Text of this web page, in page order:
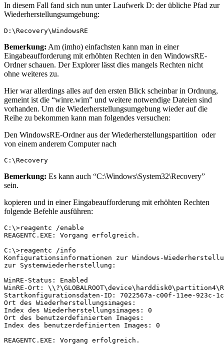
In diesem Fall fand sich nun unter Laufwerk D: der übliche Pfad zur
Wiederherstellungsumgebung:
D:\Recovery\WindowsRE
Bemerkung: Am (imho) einfachsten kann man in einer
Eingabeaufforderung mit erhöhten Rechten in den WindowsRE-
Ordner schauen. Der Explorer lässt dies mangels Rechten nicht
ohne weiteres zu.
Hier war allerdings alles auf den ersten Blick scheinbar in Ordnung,
gemeint ist die “winre.wim” und weitere notwendige Dateien sind
vorhanden. Um die Wiederherstellungsumgebung wieder auf die
Reihe zu bekommen kann man folgendes versuchen:
Den WindowsRE-Ordner aus der Wiederherstellungspartition oder
von einem anderem Computer nach
C:\Recovery
Bemerkung: Es kann auch “C:\Windows\System32\Recovery”
sein.
kopieren und in einer Eingabeaufforderung mit erhöhten Rechten
folgende Befehle ausführen:
C:\>reagentc /enable
REAGENTC.EXE: Vorgang erfolgreich.
C:\>reagentc /info
Konfigurationsinformationen zur Windows-
zur Systemwiederherstellung:
WinRE-Status: Enabled
WinRE-Ort:
Startkonfigurationsdaten-ID: 7022567a-c00f-11ee-923c-
Ort des Wiederherstellungsimages:
Index des Wiederherstellungsimages: 0
Ort des benutzerdefinierten Images:
Index des benutzerdefinierten Images: 0
REAGENTC.EXE: Vorgang erfolgreich.